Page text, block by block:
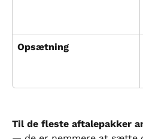
Opsætning
Til de fleste aftalepakker